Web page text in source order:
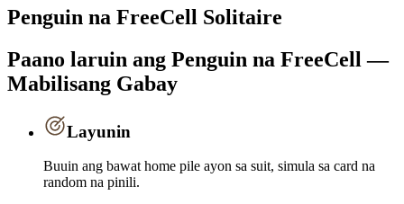
Penguin na FreeCell Solitaire
Paano laruin ang Penguin na FreeCell —
Mabilisang Gabay
Layunin
Buuin ang bawat home pile ayon sa suit, simula sa card na
random na pinili.